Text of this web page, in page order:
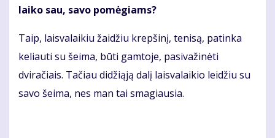
laiko sau, savo pomėgiams?
Taip, laisvalaikiu žaidžiu krepšinį, tenisą, patinka
keliauti su šeima, būti gamtoje, pasivažinėti
dviračiais. Tačiau didžiąją dalį laisvalaikio leidžiu su
savo šeima, nes man tai smagiausia.